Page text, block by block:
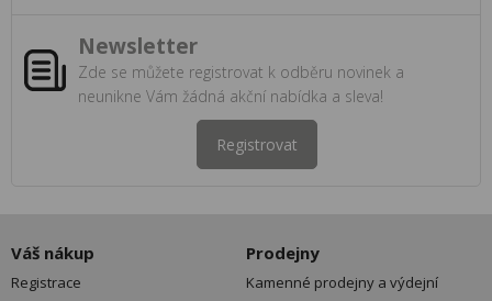
Newsletter
Zde se můžete registrovat k odběru novinek a
neunikne Vám žádná akční nabídka a sleva!
Registrovat
Váš nákup
Registrace
Prodejny
Kamenné prodejny a výdejní